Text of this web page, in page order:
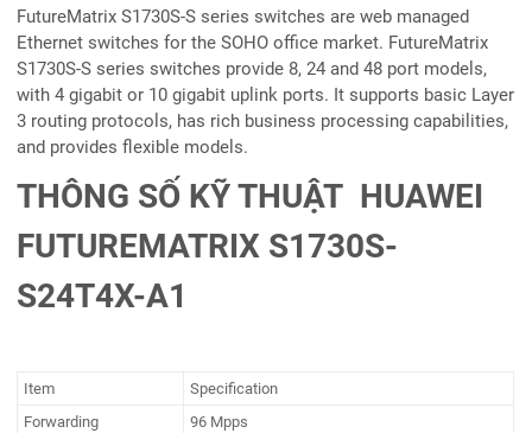
FutureMatrix S1730S-S series switches are web managed
Ethernet switches for the SOHO office market. FutureMatrix
S1730S-S series switches provide 8, 24 and 48 port models,
with 4 gigabit or 10 gigabit uplink ports. It supports basic Layer
3 routing protocols, has rich business processing capabilities,
and provides flexible models.
THÔNG SỐ KỸ THUẬT HUAWEI
FUTUREMATRIX S1730S-
S24T4X-A1
Item
Specification
Forwarding
96 Mpps